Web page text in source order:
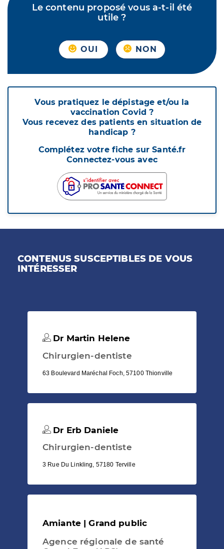
Le contenu proposé vous a-t-il été
utile ?
OUI NON
Vous pratiquez le dépistage et/ou la
vaccination Covid ?
Vous recevez des patients en situation de
handicap ?
Complétez votre fiche sur Santé.fr
Connectez-vous avec
CONTENUS SUSCEPTIBLES DE VOUS
INTÉRESSER
Dr Martin Helene
Chirurgien-dentiste
63 Boulevard Maréchal Foch, 57100 Thionville
Dr Erb Daniele
Chirurgien-dentiste
3 Rue Du Linkling, 57180 Terville
Amiante | Grand public
Agence régionale de santé